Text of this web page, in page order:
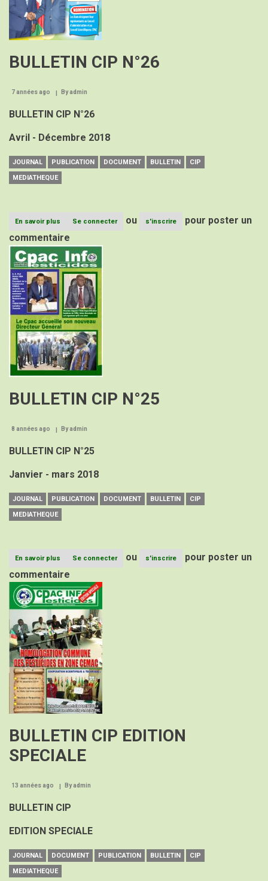
BULLETIN CIP N°26
7 années ago Byadmin
BULLETIN CIP N°26
Avril - Décembre 2018
JOURNAL PUBLICATION DOCUMENT BULLETIN
CIP
MEDIATHEQUE
En savoir plus
BULLETIN
CIP
N°26
Se connecter ou s'inscrire
pour poster un
commentaire
Image
BULLETIN CIP N°25
8 années ago Byadmin
BULLETIN CIP N°25
Janvier - mars 2018
JOURNAL PUBLICATION DOCUMENT BULLETIN
CIP
MEDIATHEQUE
En savoir plus
BULLETIN
CIP
N°25
Se connecter ou s'inscrire
pour poster un
commentaire
Image
BULLETIN CIP EDITION
SPECIALE
13 années ago Byadmin
BULLETIN CIP
EDITION SPECIALE
JOURNAL DOCUMENT PUBLICATION BULLETIN
CIP
MEDIATHEQUE